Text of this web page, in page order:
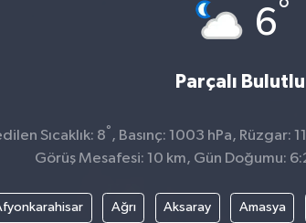
6°
Parçalı Bulutlu
Sıcaklık: 8° , Basınç: 1003 hPa, Rüzgar:
Görüş Mesafesi: 10 km, Gün Doğumu:
Ağrı Aksaray Amasya